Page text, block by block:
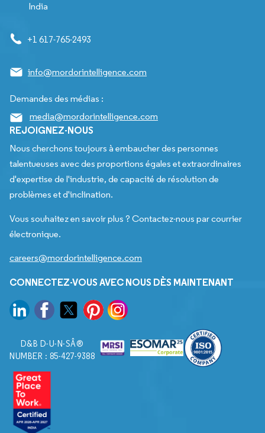
India
+1 617-765-2493
info@mordorintelligence.com
Demandes des médias :
media@mordorintelligence.com
REJOIGNEZ-NOUS
Nous cherchons toujours à embaucher des personnes
talentueuses avec des proportions égales et extraordinaires
d'expertise de l'industrie, de capacité de résolution de
problèmes et d'inclination.
Vous souhaitez en savoir plus ? Contactez-nous par courrier
électronique.
careers@mordorintelligence.com
CONNECTEZ-VOUS AVEC NOUS DÈS MAINTENANT
D&B D-U-N-SÂ®
NUMBER : 85-427-9388